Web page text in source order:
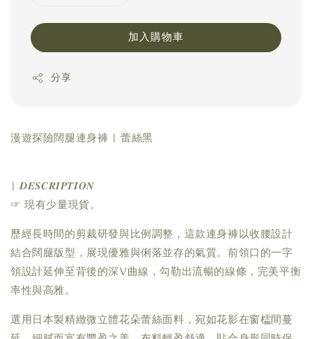
加入購物車
分享
漫遊探險闊腿連身褲 | 蕾絲黑
| 𝑫𝑬𝑺𝑪𝑹𝑰𝑷𝑻𝑰𝑶𝑵
☞ 現有少量現貨。
歷經長時間的剪裁研發與比例調整，這款連身褲以收腰設計
結合闊腿版型，展現優雅與俐落並存的氣質。前領口的一字
領設計延伸至背後的深V曲線，勾勒出流暢的線條，完美平衡
率性與高雅。
選用日本製精緻微立體花朵蕾絲面料，宛如花影在窗櫺間蔓